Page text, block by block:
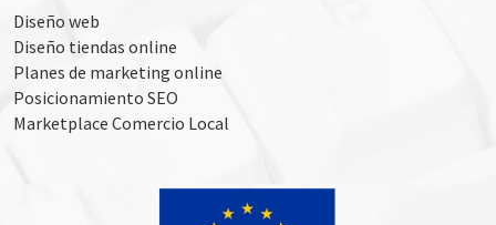
Diseño web
Diseño tiendas online
Planes de marketing online
Posicionamiento SEO
Marketplace Comercio Local